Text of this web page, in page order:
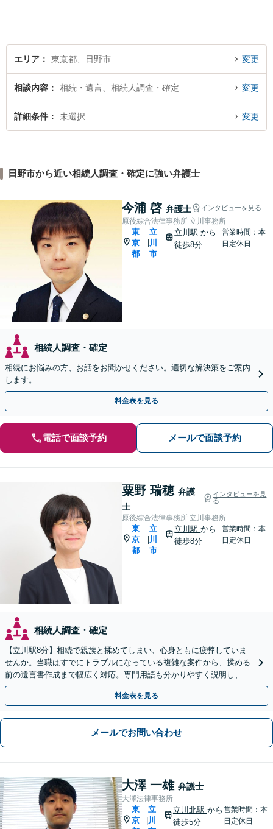
エリア 東京都、日野市 変更
相談内容 相続・遺言、相続人調査・確定 変更
詳細条件 未選択 変更
日野市から近い相続人調査・確定に強い弁護士
今浦 啓 弁護士 インタビューを見る
原後綜合法律事務所 立川事務所
東
京
都
立
川
市
立川駅から
徒歩8分
営業時間：本
日定休日
相続人調査・確定
相続にお悩みの方、お話をお聞かせください。適切な解決策をご案内
します。
料金表を見る
電話で面談予約 メールで面談予約
粟野 瑞穂 弁護
士
インタビューを見
る
原後綜合法律事務所 立川事務所
東
京
都
立
川
市
立川駅から
徒歩8分
営業時間：本
日定休日
相続人調査・確定
【立川駅8分】相続で親族と揉めてしまい、心身ともに疲弊していま
せんか。当職はすでにトラブルになっている複雑な案件から、揉める
前の遺言書作成まで幅広く対応。専門用語も分かりやすく説明し、ご
依頼者様の心に最後まで寄り添います【web面談可】
料金表を見る
メールでお問い合わせ
大澤 一雄 弁護士
大澤法律事務所
東
京
立
川
立川北駅 から
徒歩5分
営業時間：本
日定休日